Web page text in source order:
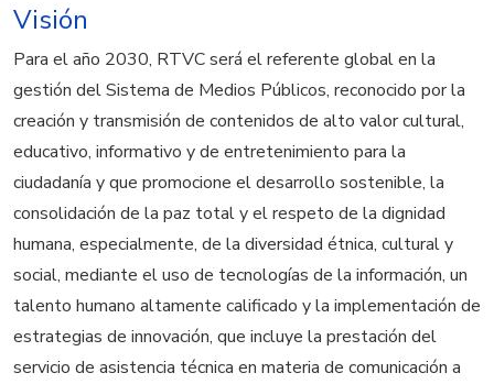
Visión
Para el año 2030, RTVC será el referente global en la
gestión del Sistema de Medios Públicos, reconocido por la
creación y transmisión de contenidos de alto valor cultural,
educativo, informativo y de entretenimiento para la
ciudadanía y que promocione el desarrollo sostenible, la
consolidación de la paz total y el respeto de la dignidad
humana, especialmente, de la diversidad étnica, cultural y
social, mediante el uso de tecnologías de la información, un
talento humano altamente calificado y la implementación de
estrategias de innovación, que incluye la prestación del
servicio de asistencia técnica en materia de comunicación a